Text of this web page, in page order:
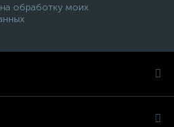
обработку моих